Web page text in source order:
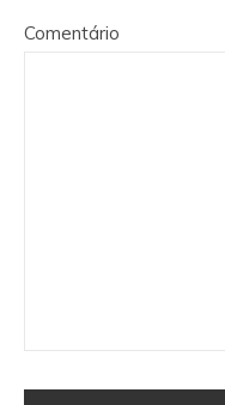
Comentário